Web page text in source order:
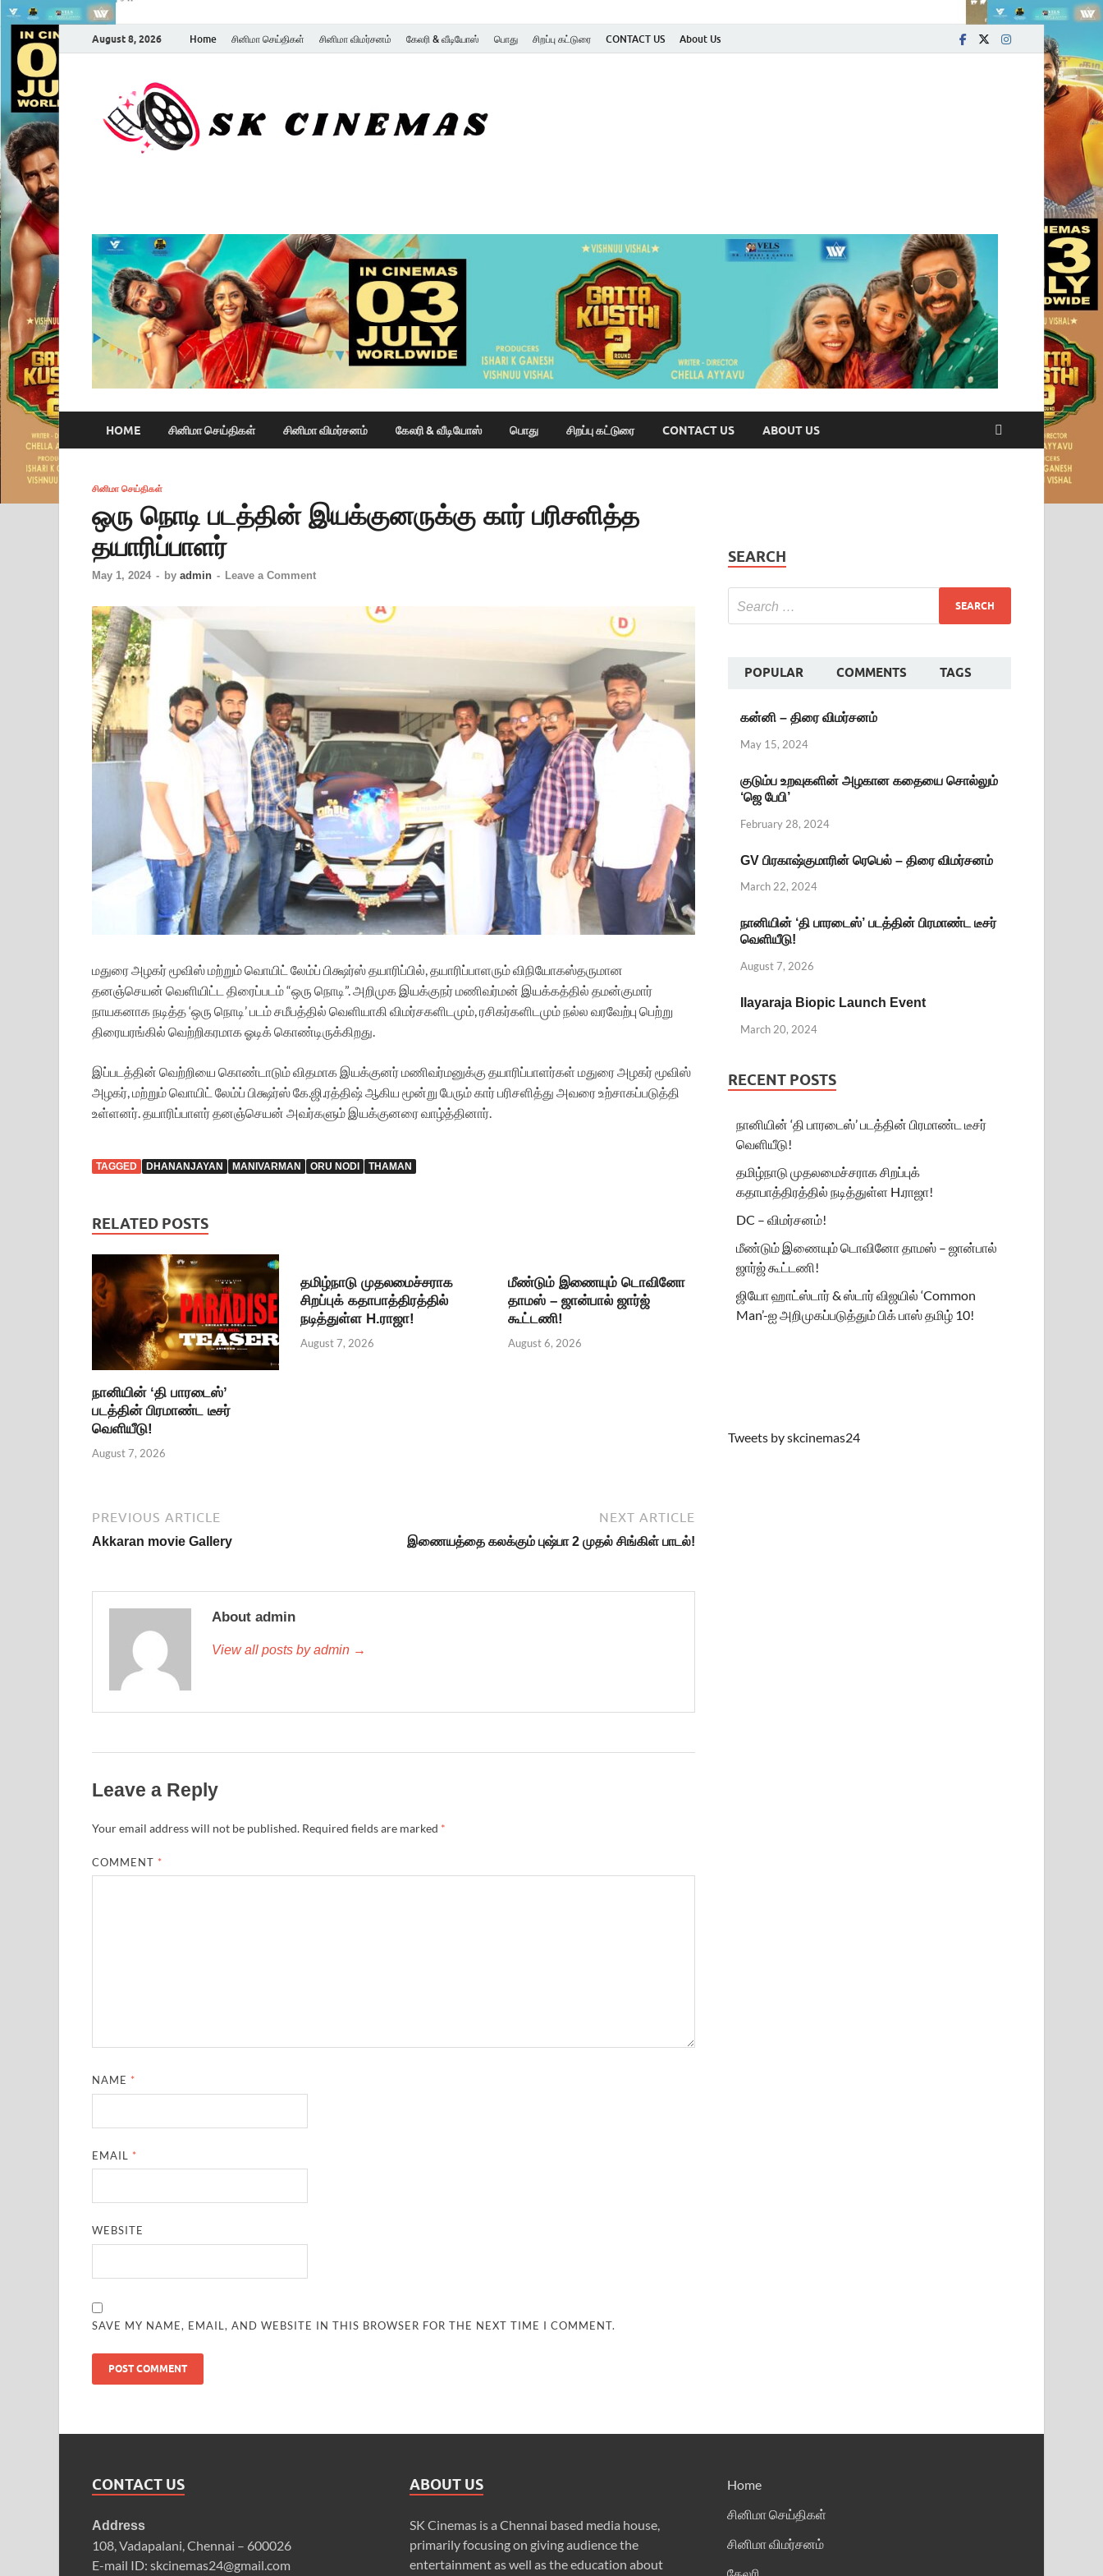
August 8, 2026 Home சினிமா செய்திகள் சினிமா விமர்சனம் கேலரி & வீடியோஸ் பொது சிறப்பு கட்டுரை CONTACT US About Us
HOME சினிமா செய்திகள் சினிமா விமர்சனம் கேலரி & வீடியோஸ் பொது சிறப்பு கட்டுரை CONTACT US ABOUT US
சினிமா செய்திகள்
ஒரு நொடி படத்தின் இயக்குனருக்கு கார் பரிசளித்த
தயாரிப்பாளர்
May 1, 2024 - by admin - Leave a Comment
மதுரை அழகர் மூவிஸ் மற்றும் வொயிட் லேம்ப் பிக்ஷர்ஸ் தயாரிப்பில், தயாரிப்பாளரும் விநியோகஸ்தருமான
தனஞ்செயன் வெளியிட்ட திரைப்படம் “ஒரு நொடி”. அறிமுக இயக்குநர் மணிவர்மன் இயக்கத்தில் தமன்குமார்
நாயகனாக நடித்த ‘ஒரு நொடி’ படம் சமீபத்தில் வெளியாகி விமர்சகளிடமும், ரசிகர்களிடமும் நல்ல வரவேற்பு பெற்று
திரையரங்கில் வெற்றிகரமாக ஓடிக் கொண்டிருக்கிறது.
இப்படத்தின் வெற்றியை கொண்டாடும் விதமாக இயக்குனர் மணிவர்மனுக்கு தயாரிப்பாளர்கள் மதுரை அழகர் மூவிஸ்
அழகர், மற்றும் வொயிட் லேம்ப் பிக்ஷர்ஸ் கே.ஜி.ரத்திஷ் ஆகிய மூன்று பேரும் கார் பரிசளித்து அவரை உற்சாகப்படுத்தி
உள்ளனர். தயாரிப்பாளர் தனஞ்செயன் அவர்களும் இயக்குனரை வாழ்த்தினார்.
TAGGED DHANANJAYAN MANIVARMAN ORU NODI THAMAN
RELATED POSTS
நானியின் ‘தி பாரடைஸ்’
படத்தின் பிரமாண்ட டீசர்
வெளியீடு!
August 7, 2026
தமிழ்நாடு முதலமைச்சராக
சிறப்புக் கதாபாத்திரத்தில்
நடித்துள்ள H.ராஜா!
August 7, 2026
மீண்டும் இணையும் டொவினோ
தாமஸ் – ஜான்பால் ஜார்ஜ்
கூட்டணி!
August 6, 2026
PREVIOUS ARTICLE
Akkaran movie Gallery
NEXT ARTICLE
இணையத்தை கலக்கும் புஷ்பா 2 முதல் சிங்கிள் பாடல்!
About admin
View all posts by admin →
Leave a Reply
Your email address will not be published. Required fields are marked *
COMMENT *
NAME *
EMAIL *
WEBSITE
SAVE MY NAME, EMAIL, AND WEBSITE IN THIS BROWSER FOR THE NEXT TIME I COMMENT.
SEARCH
POPULAR COMMENTS TAGS
கன்னி – திரை விமர்சனம்
May 15, 2024
குடும்ப உறவுகளின் அழகான கதையை சொல்லும்
‘ஜெ பேபி’
February 28, 2024
GV பிரகாஷ்குமாரின் ரெபெல் – திரை விமர்சனம்
March 22, 2024
நானியின் ‘தி பாரடைஸ்’ படத்தின் பிரமாண்ட டீசர்
வெளியீடு!
August 7, 2026
Ilayaraja Biopic Launch Event
March 20, 2024
RECENT POSTS
நானியின் ‘தி பாரடைஸ்’ படத்தின் பிரமாண்ட டீசர்
வெளியீடு!
தமிழ்நாடு முதலமைச்சராக சிறப்புக்
கதாபாத்திரத்தில் நடித்துள்ள H.ராஜா!
DC – விமர்சனம்!
மீண்டும் இணையும் டொவினோ தாமஸ் – ஜான்பால்
ஜார்ஜ் கூட்டணி!
ஜியோ ஹாட்ஸ்டார் & ஸ்டார் விஜயில் ‘Common
Man’-ஐ அறிமுகப்படுத்தும் பிக் பாஸ் தமிழ் 10!
Tweets by skcinemas24
CONTACT US
Address
108, Vadapalani, Chennai – 600026
E-mail ID: skcinemas24@gmail.com
ABOUT US
SK Cinemas is a Chennai based media house,
primarily focusing on giving audience the
entertainment as well as the education about
Home
சினிமா செய்திகள்
சினிமா விமர்சனம்
கேலரி